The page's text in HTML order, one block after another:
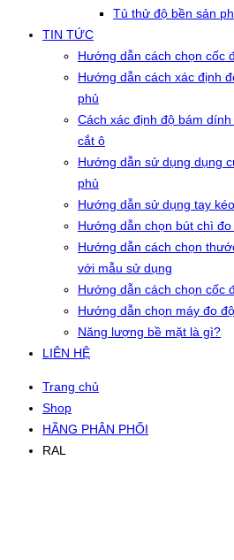
Tủ thử độ bền sản
TIN TỨC
Hướng dẫn cách chọn cốc
Hướng dẫn cách xác định
phủ
Cách xác định độ bám
cắt ô
Hướng dẫn sử dụng dụng
phủ
Hướng dẫn sử dụng tay
Hướng dẫn chọn bút chì
Hướng dẫn cách chọn
với mẫu sử dụng
Hướng dẫn cách chọn cốc
Hướng dẫn chọn máy đo
Năng lượng bề mặt là gì?
LIÊN HỆ
Trang chủ
Shop
HÃNG PHÂN PHỐI
RAL